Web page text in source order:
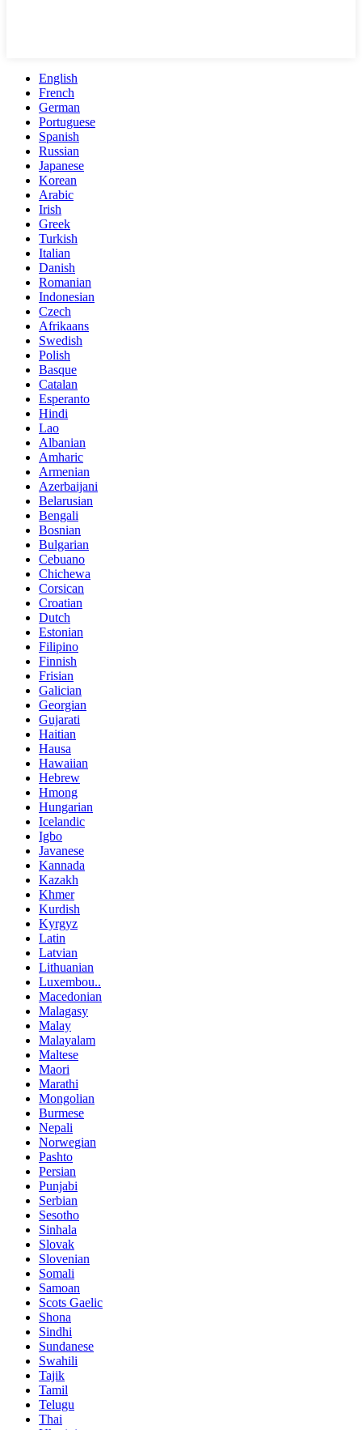
English
French
German
Portuguese
Spanish
Russian
Japanese
Korean
Arabic
Irish
Greek
Turkish
Italian
Danish
Romanian
Indonesian
Czech
Afrikaans
Swedish
Polish
Basque
Catalan
Esperanto
Hindi
Lao
Albanian
Amharic
Armenian
Azerbaijani
Belarusian
Bengali
Bosnian
Bulgarian
Cebuano
Chichewa
Corsican
Croatian
Dutch
Estonian
Filipino
Finnish
Frisian
Galician
Georgian
Gujarati
Haitian
Hausa
Hawaiian
Hebrew
Hmong
Hungarian
Icelandic
Igbo
Javanese
Kannada
Kazakh
Khmer
Kurdish
Kyrgyz
Latin
Latvian
Lithuanian
Luxembou..
Macedonian
Malagasy
Malay
Malayalam
Maltese
Maori
Marathi
Mongolian
Burmese
Nepali
Norwegian
Pashto
Persian
Punjabi
Serbian
Sesotho
Sinhala
Slovak
Slovenian
Somali
Samoan
Scots Gaelic
Shona
Sindhi
Sundanese
Swahili
Tajik
Tamil
Telugu
Thai